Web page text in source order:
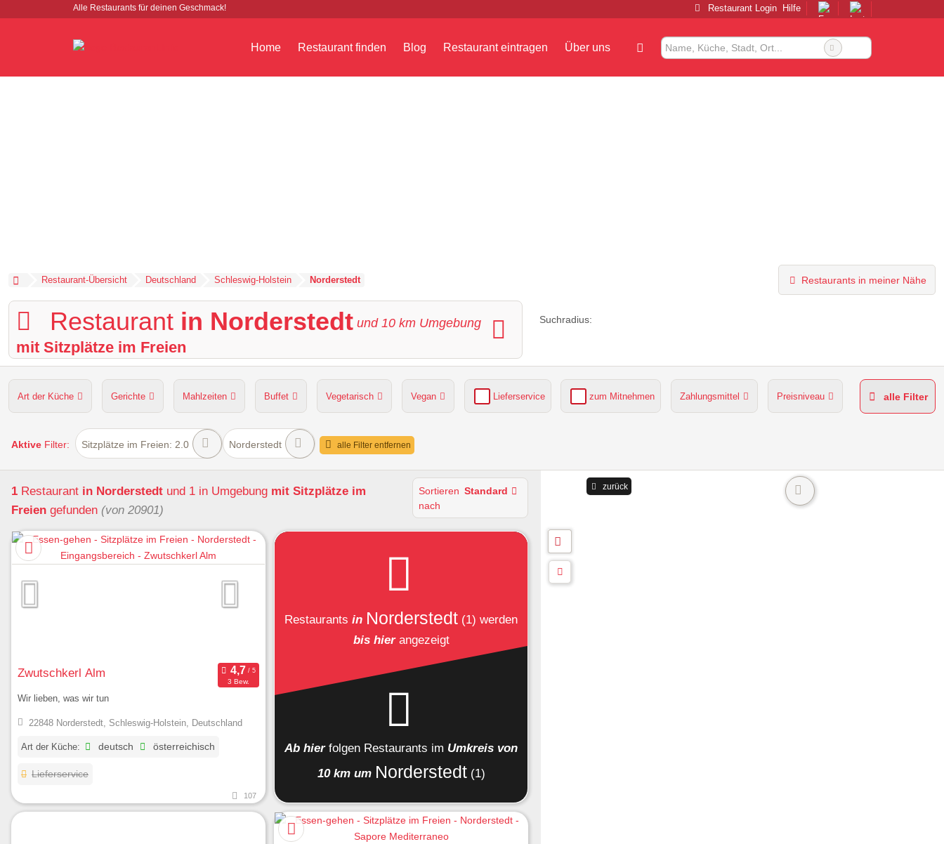
Alle Restaurants für deinen Geschmack! Restaurant Login Hilfe
Home Restaurant finden Blog Restaurant eintragen Über uns
Restaurant-Übersicht Deutschland Schleswig-Holstein Norderstedt Restaurants in meiner Nähe
Restaurant in Norderstedt und 10 km Umgebung
mit Sitzplätze im Freien
Suchradius:
Art der Küche Gerichte Mahlzeiten Buffet Vegetarisch Vegan Lieferservice zum Mitnehmen Zahlungsmittel Preisniveau
Hunde erlaubt Kapazität Sitzplätze im Freien grüner Gastgarten
alle Filter
Aktive Filter: Sitzplätze im Freien: 2.0 Norderstedt alle Filter entfernen
1 Restaurant in Norderstedt und 1 in Umgebung mit Sitzplätze im
Freien gefunden (von 20901)
Sortieren
nach
Standard
Zwutschkerl Alm
3 Bew.
Wir lieben, was wir tun
22848 Norderstedt, Schleswig-Holstein, Deutschland
Art der Küche: deutsch österreichisch
Lieferservice
107
Restaurants in Norderstedt (1) werden
bis hierangezeigt
Ab hier folgen Restaurants im Umkreis von
10 km um Norderstedt (1)
zurück